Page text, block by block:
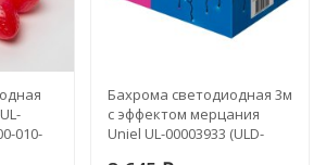
010-
Бахрома светодиодная 3м
с эффектом мерцания
Uniel UL-00003933 (ULD-